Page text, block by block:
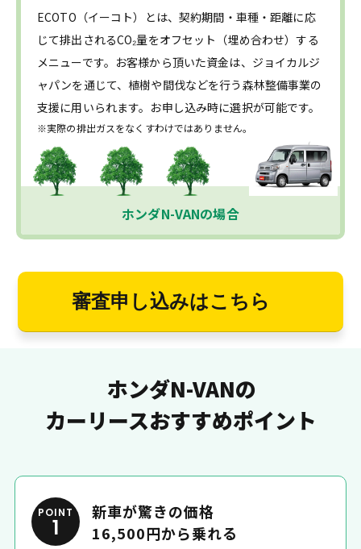
ECOTO（イーコト）とは、契約期間・車種・距離に応
じて排出されるCO₂量をオフセット（埋め合わせ）する
メニューです。お客様から頂いた資金は、ジョイカルジ
ャパンを通じて、植樹や間伐などを行う森林整備事業の
支援に用いられます。お申し込み時に選択が可能です。
※実際の排出ガスをなくすわけではありません。
ホンダN-VANの場合
審査申し込みはこちら
ホンダN-VANの
カーリースおすすめポイント
POINT
1
新車が驚きの価格
16,500円から乗れる